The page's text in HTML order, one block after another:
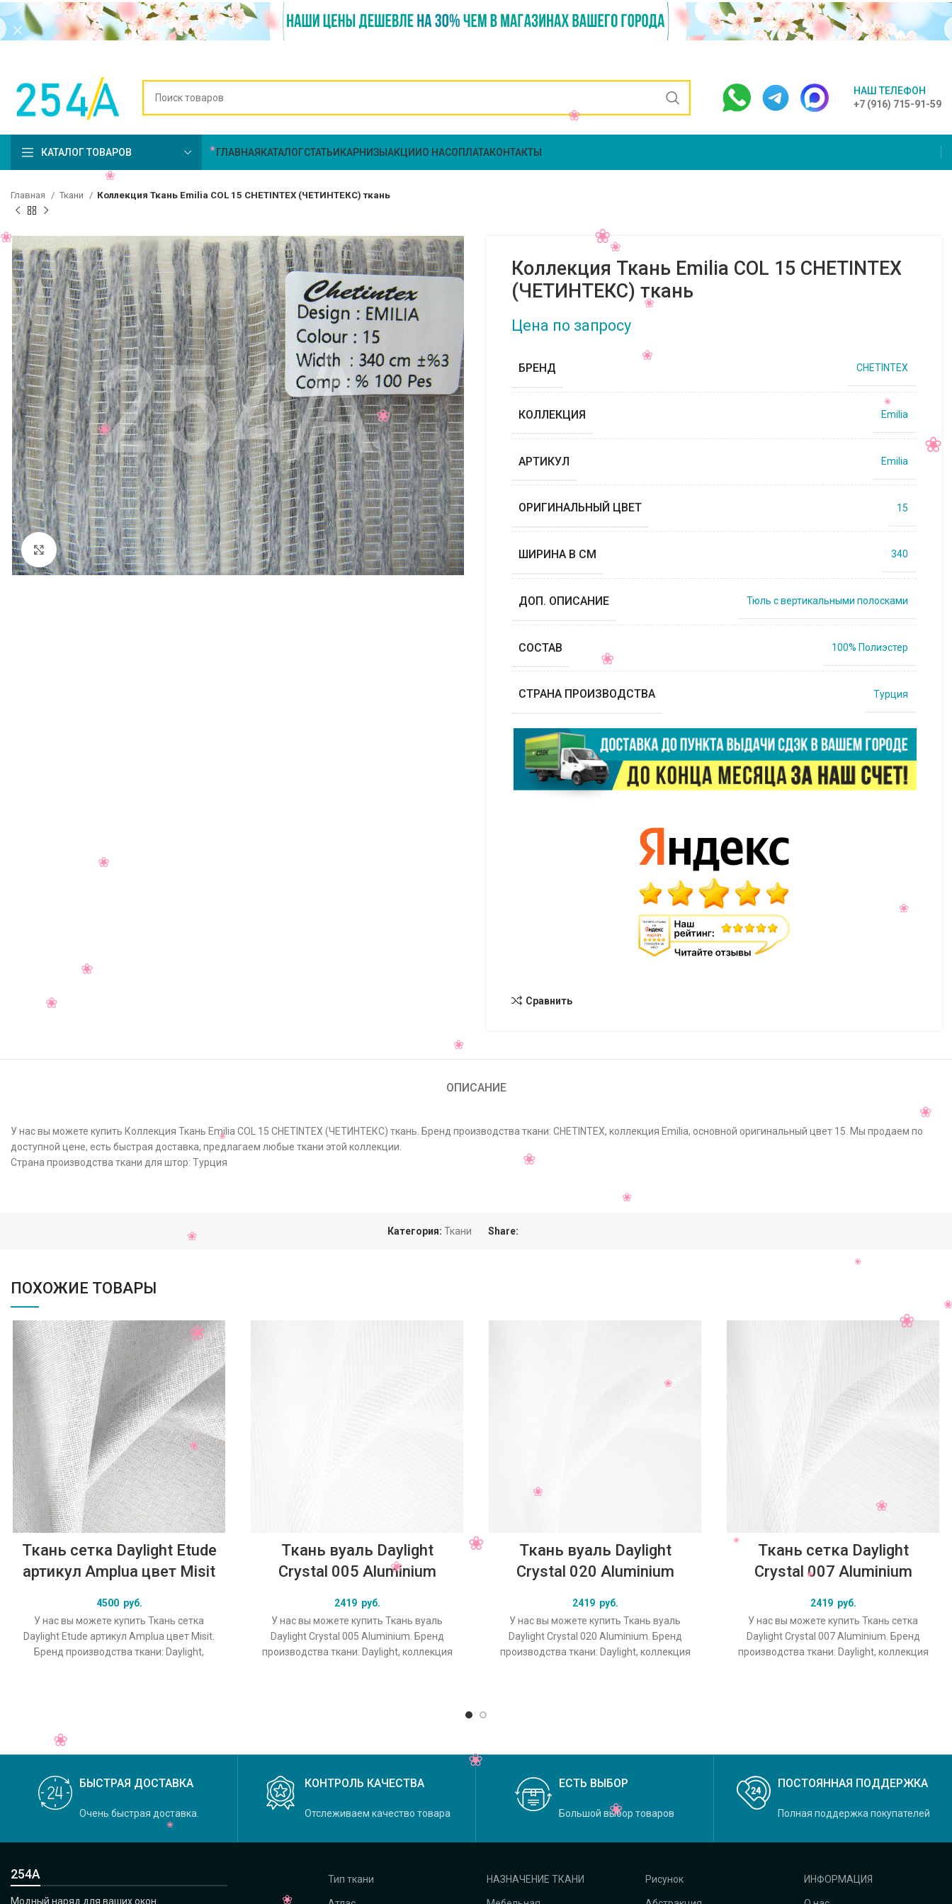
НАШ ТЕЛЕФОН
+7 (916) 715-91-59
КАТАЛОГ ТОВАРОВ ГЛАВНАЯ КАТАЛОГСТАТЬИ КАРНИЗЫ АКЦИИ О НАСОПЛАТАКОНТАКТЫ
Главная Ткани Коллекция Ткань Emilia COL 15 CHETINTEX (ЧЕТИНТЕКС) ткань
Нажмите, чтобы увеличить
Коллекция Ткань Emilia COL 15 CHETINTEX
(ЧЕТИНТЕКС) ткань
Цена по запросу
БРЕНД CHETINTEX
КОЛЛЕКЦИЯ Emilia
АРТИКУЛ Emilia
ОРИГИНАЛЬНЫЙ ЦВЕТ 15
ШИРИНА В СМ 340
ДОП. ОПИСАНИЕ Тюль с вертикальными полосками
СОСТАВ 100% Полиэстер
СТРАНА ПРОИЗВОДСТВА Турция
Сравнить
ОПИСАНИЕ
У нас вы можете купить Коллекция Ткань Emilia COL 15 CHETINTEX (ЧЕТИНТЕКС) ткань. Бренд производства ткани: CHETINTEX, коллекция Emilia, основной оригинальный цвет 15. Мы продаем по
доступной цене, есть быстрая доставка, предлагаем любые ткани этой коллекции.
Страна производства ткани для штор: Турция
Категория: Ткани Share:
ПОХОЖИЕ ТОВАРЫ
Ткань сетка Daylight Etude
артикул Amplua цвет Misit
4500 руб.
У нас вы можете купить Ткань сетка
Daylight Etude артикул Amplua цвет Misit.
Бренд производства ткани: Daylight,
Ткань вуаль Daylight
Crystal 005 Aluminium
2419 руб.
У нас вы можете купить Ткань вуаль
Daylight Crystal 005 Aluminium. Бренд
производства ткани: Daylight, коллекция
Ткань вуаль Daylight
Crystal 020 Aluminium
2419 руб.
У нас вы можете купить Ткань вуаль
Daylight Crystal 020 Aluminium. Бренд
производства ткани: Daylight, коллекция
Ткань сетка Daylight
Crystal 007 Aluminium
2419 руб.
У нас вы можете купить Ткань сетка
Daylight Crystal 007 Aluminium. Бренд
производства ткани: Daylight, коллекция
БЫСТРАЯ ДОСТАВКА
Очень быстрая доставка.
КОНТРОЛЬ КАЧЕСТВА
Отслеживаем качество товара
ЕСТЬ ВЫБОР
Большой выбор товаров
ПОСТОЯННАЯ ПОДДЕРЖКА
Полная поддержка покупателей
254А
Модный наряд для ваших окон
Тип ткани НАЗНАЧЕНИЕ ТКАНИ Рисунок ИНФОРМАЦИЯ